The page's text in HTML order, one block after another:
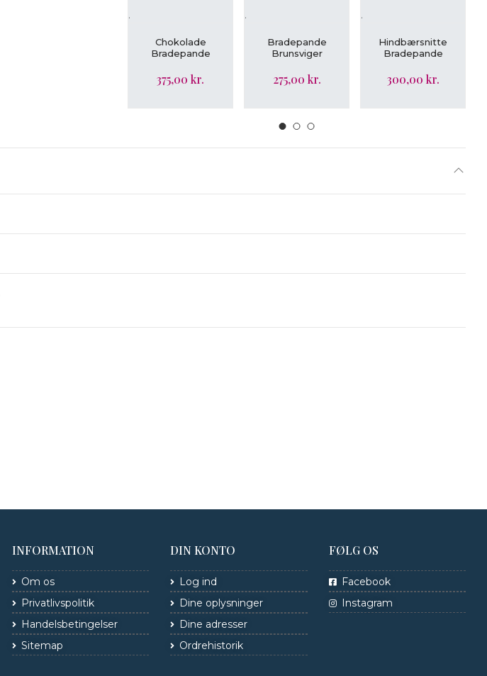
LÆG I KURV
.
Chokolade
Bradepande
375,00 kr.
LÆG I KURV
.
Bradepande
Brunsviger
275,00 kr.
LÆG I KURV
.
Hindbærsnitte
Bradepande
300,00 kr.
INFORMATION
Om os
Privatlivspolitik
Handelsbetingelser
Sitemap
DIN KONTO
Log ind
Dine oplysninger
Dine adresser
Ordrehistorik
FØLG OS
Facebook
Instagram